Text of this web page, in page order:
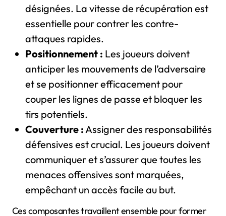
désignées. La vitesse de récupération est
essentielle pour contrer les contre-
attaques rapides.
Positionnement : Les joueurs doivent
anticiper les mouvements de l’adversaire
et se positionner efficacement pour
couper les lignes de passe et bloquer les
tirs potentiels.
Couverture :Assigner des responsabilités
défensives est crucial. Les joueurs doivent
communiquer et s’assurer que toutes les
menaces offensives sont marquées,
empêchant un accès facile au but.
Ces composantes travaillent ensemble pour former